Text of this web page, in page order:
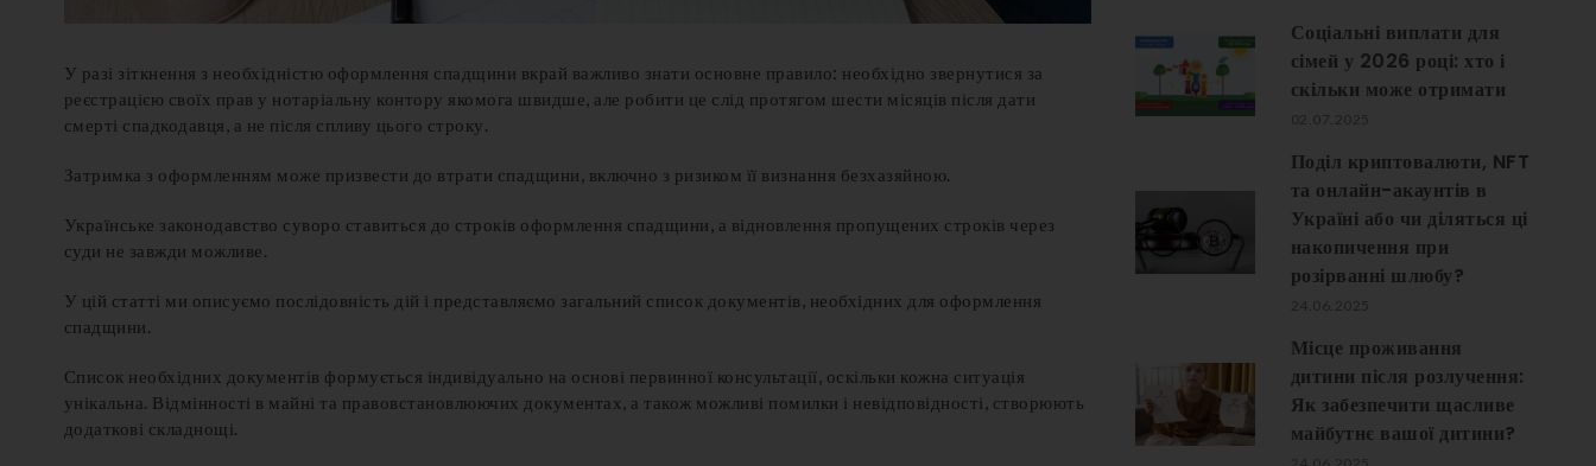
У разі зіткнення з необхідністю оформлення спадщини вкрай важливо знати основне правило: необхідно звернутися за
реєстрацією своїх прав у нотаріальну контору якомога швидше, але робити це слід протягом шести місяців після дати
смерті спадкодавця, а не після спливу цього строку.
Затримка з оформленням може призвести до втрати спадщини, включно з ризиком її визнання безхазяйною.
Українське законодавство суворо ставиться до строків оформлення спадщини, а відновлення пропущених строків через
суди не завжди можливе.
У цій статті ми описуємо послідовність дій і представляємо загальний список документів, необхідних для оформлення
спадщини.
Список необхідних документів формується індивідуально на основі первинної консультації, оскільки кожна ситуація
унікальна. Відмінності в майні та правовстановлюючих документах, а також можливі помилки і невідповідності, створюють
додаткові складнощі.
Соціальні виплати для
сімей у 2026 році: хто і
скільки може отримати
02.07.2025
Поділ криптовалюти, NFT
та онлайн-акаунтів в
Україні або чи діляться ці
накопичення при
розірванні шлюбу?
24.06.2025
Місце проживання
дитини після розлучення:
Як забезпечити щасливе
майбутнє вашої дитини?
24.06.2025